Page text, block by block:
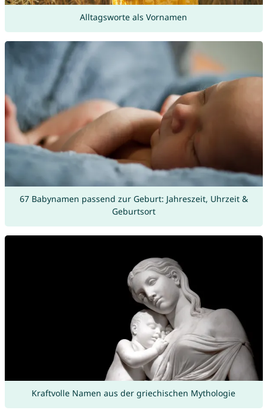
Alltagsworte als Vornamen
67 Babynamen passend zur Geburt: Jahreszeit, Uhrzeit &
Geburtsort
Kraftvolle Namen aus der griechischen Mythologie